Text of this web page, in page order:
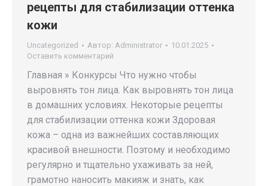
рецепты для стабилизации оттенка
кожи
Uncategorized Автор: Administrator
10.01.2025
Оставить комментарий
Главная » Конкурсы Что нужно чтобы
выровнять тон лица. Как выровнять тон лица
в домашних условиях. Некоторые рецепты
для стабилизации оттенка кожи Здоровая
кожа – одна из важнейших составляющих
красивой внешности. Поэтому и необходимо
регулярно и тщательно ухаживать за ней,
грамотно наносить макияж и знать, как